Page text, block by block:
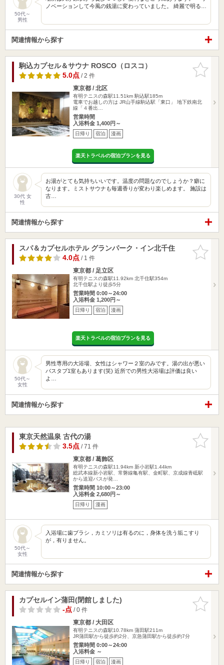
50代～
男性
ノベーションして今風の銭湯に変わっていました。 綺麗で明る…
関連情報から探す
お気に入
りに追加
駒込カプセル＆サウナ ROSCO（ロスコ）
5.0点/ 2 件
東京都 / 北区
有明テニスの森駅11.51km 駒込駅185m
電車でお越しの方は JR山手線駒込駅「東口」 地下鉄南北
線「４番出…
営業時間
入浴料金 1,400円～
日帰り 宿泊 漫画
楽天トラベルの宿泊プランを見る
30代 女
性
お湯がとても気持ちいいです。温度の問題なのでしょうか？癖に
なります。ミストサウナも毎週香りが変わり楽しめます。 施設は
古…
関連情報から探す
お気に入
りに追加
スパ＆カプセルホテル グランパーク・イン北千住
4.0点/ 1 件
東京都 / 足立区
有明テニスの森駅11.92km 北千住駅354m
北千住駅より徒歩5分
営業時間 0:00～24:00
入浴料金 1,200円～
日帰り 宿泊 漫画
楽天トラベルの宿泊プランを見る
50代～
女性
男性専用の大浴場、女性はシャワー２室のみです。湯の出が悪い
バスタブ1室もあります(笑) 近所での男性大浴場は評価は良い
よ…
関連情報から探す
お気に入
りに追加
東京天然温泉 古代の湯
3.5点/ 71 件
東京都 / 葛飾区
有明テニスの森駅11.94km 新小岩駅1.44km
総武本線新小岩駅、常磐線亀有駅、金町駅、京成線青砥駅
から送迎バスが発…
営業時間 10:00～23:00
入浴料金 2,680円～
日帰り 漫画
50代～
女性
入浴場に歯ブラシ，カミソリは有るのに，身体を洗う垢こすり
が，有りません。
関連情報から探す
お気に入
りに追加
カプセルイン蒲田(閉館しました)
-点/ 0 件
東京都 / 大田区
有明テニスの森駅10.78km 蒲田駅211m
JR蒲田駅から徒歩約2分、京急蒲田駅から徒歩約7分
営業時間 0:00～24:00
入浴料金 ～
日帰り 宿泊 漫画